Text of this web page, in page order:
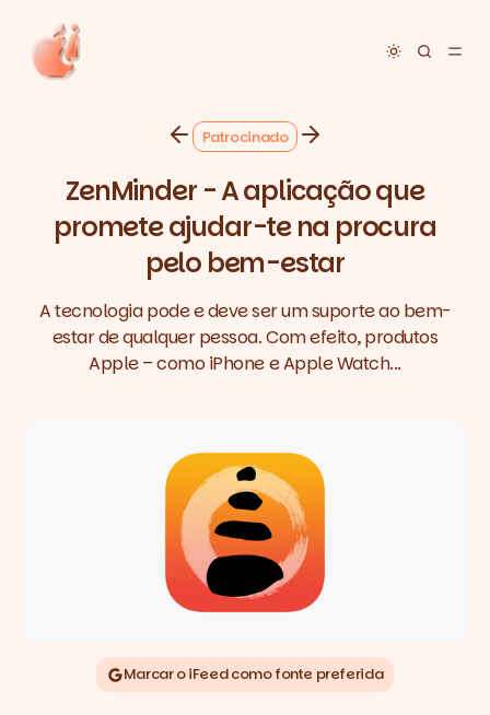
Toggle
Patrocinado
ZenMinder - A aplicação que
promete ajudar-te na procura
pelo bem-estar
A tecnologia pode e deve ser um suporte ao bem-
estar de qualquer pessoa. Com efeito, produtos
Apple – como iPhone e Apple Watch...
Marcar o iFeed como fonte preferida